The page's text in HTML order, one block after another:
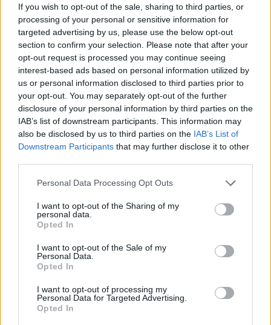
If you wish to opt-out of the sale, sharing to third parties, or
processing of your personal or sensitive information for
targeted advertising by us, please use the below opt-out
section to confirm your selection. Please note that after your
opt-out request is processed you may continue seeing
interest-based ads based on personal information utilized by
us or personal information disclosed to third parties prior to
your opt-out. You may separately opt-out of the further
disclosure of your personal information by third parties on the
IAB’s list of downstream participants. This information may
also be disclosed by us to third parties on the IAB’s List of
Downstream Participants that may further disclose it to other
Personal Data Processing Opt Outs
I want to opt-out of the Sharing of my
personal data.
Opted In
I want to opt-out of the Sale of my
Personal Data.
Opted In
I want to opt-out of processing my
Personal Data for Targeted Advertising.
Opted In
2025. augusztus 21., csütörtök
osztrák acélipari nagyvállalat